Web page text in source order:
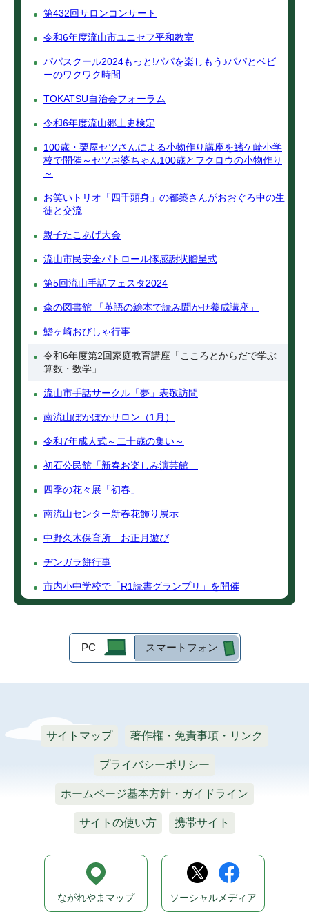
第432回サロンコンサート
令和6年度流山市ユニセフ平和教室
パパスクール2024もっと!パパを楽しもう♪パパとベビ
ーのワクワク時間
TOKATSU自治会フォーラム
令和6年度流山郷土史検定
100歳・栗屋セツさんによる小物作り講座を鰭ケ崎小学
校で開催～セツお婆ちゃん100歳とフクロウの小物作り
～
お笑いトリオ「四千頭身」の都築さんがおおぐろ中の生
徒と交流
親子たこあげ大会
流山市民安全パトロール隊感謝状贈呈式
第5回流山手話フェスタ2024
森の図書館 「英語の絵本で読み聞かせ養成講座」
鰭ヶ崎おびしゃ行事
令和6年度第2回家庭教育講座「こころとからだで学ぶ
算数・数学」
流山市手話サークル「夢」表敬訪問
南流山ぽかぽかサロン（1月）
令和7年成人式～二十歳の集い～
初石公民館「新春お楽しみ演芸館」
四季の花々展「初春」
南流山センター新春花飾り展示
中野久木保育所 お正月遊び
ヂンガラ餅行事
市内小中学校で「R1読書グランプリ」を開催
PC スマートフォン
サイトマップ 著作権・免責事項・リンク
プライバシーポリシー
ホームページ基本方針・ガイドライン
サイトの使い方 携帯サイト
ながれやまマップ ソーシャルメディア